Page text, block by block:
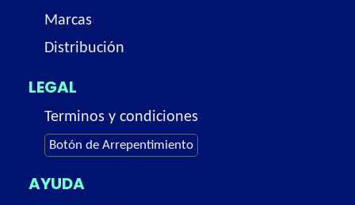
Marcas
Distribución
LEGAL
Terminos y condiciones
Botón de Arrepentimiento
AYUDA